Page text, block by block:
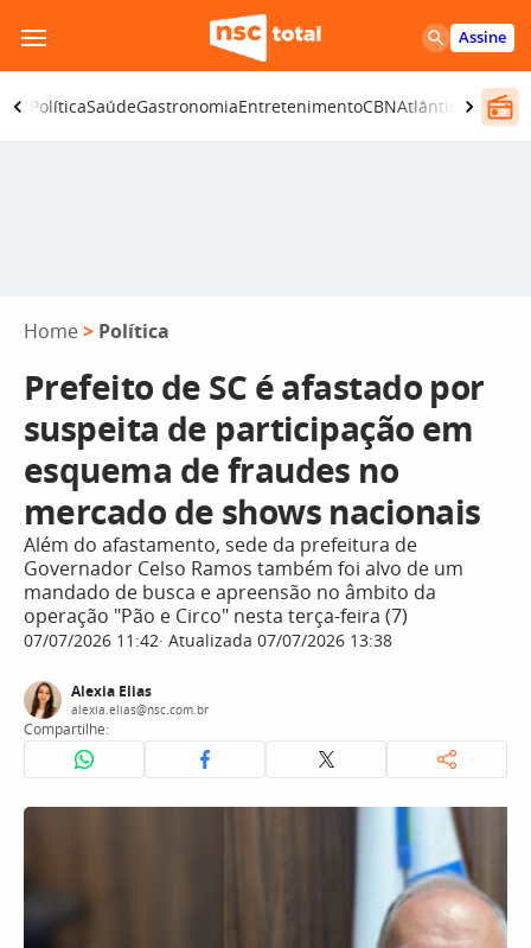
para
o
conteúdo
Assine
PolíticaSaúdeGastronomiaEntretenimentoCBNAtlântida SC
Home > Política
Prefeito de SC é afastado por
suspeita de participação em
esquema de fraudes no
mercado de shows nacionais
Além do afastamento, sede da prefeitura de
Governador Celso Ramos também foi alvo de um
mandado de busca e apreensão no âmbito da
operação "Pão e Circo" nesta terça-feira (7)
07/07/2026 11:42 Atualizada 07/07/2026 13:38
Alexia Elias
alexia.elias@nsc.com.br
Compartilhe: